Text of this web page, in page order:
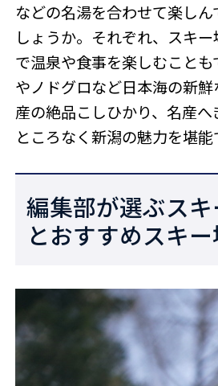
などの名湯を合わせて楽し
しょうか。それぞれ、スキ
で温泉や食事を楽しむこと
やノドグロなど日本海の新
産の絶品こしひかり、名産
ところなく新潟の魅力を堪能
編集部が選ぶス
とおすすめスキ